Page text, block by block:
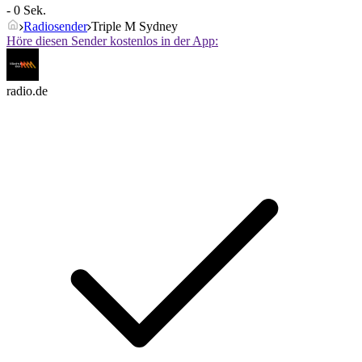
- 0 Sek.
Radiosender Triple M Sydney
Höre diesen Sender kostenlos in der App:
radio.de